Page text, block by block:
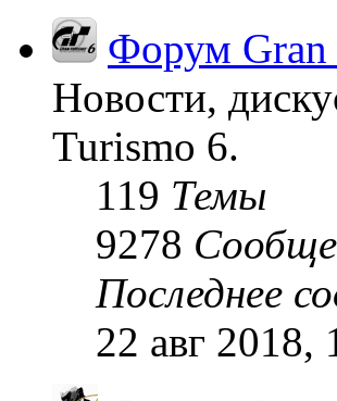
Форум Gran
Новости,
Turismo 6.
119 Темы
9278
Последнее
22 авг 2018,